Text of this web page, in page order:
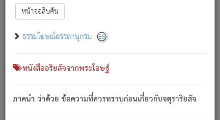
หน้าจอสืบค้น
ธรรมโฆษณ์อรรถานุกรม
หนังสืออริยสัจจากพระโอษฐ์
ภาคนำ ว่าด้วย ข้อความที่ควรทราบก่อนเกี่ยวกับจตุราริยสัจ
Font :15 ]||
สัตว์โลกนี้ เกิดความเดือดร้อนแล้ว มีผัสสะบังหน้า
เขาสำคัญสิ่งใด โดยความเป็นประการใด แต่สิ่งนั้นย่อมเป็น
(ตามที่เป็นจริง) โดยประการอื่นจากที่เขาสำคัญนั้น
สัตว์โลกติดข้องอยู่ในภพ ถูกภพบังหน้าแล้ว มีภพโดยความ
เป็นอย่างอื่น (จากที่มันเป็นอยู่จริง) จึงได้เพลิดเพลินยิ่งนักในภพ